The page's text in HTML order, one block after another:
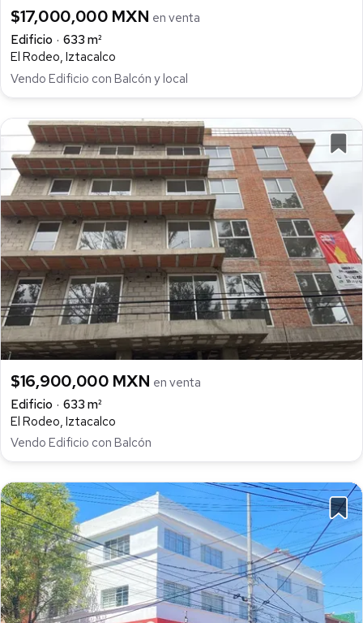
$17,000,000 MXN en venta
Edificio
633 m²
El Rodeo, Iztacalco
Vendo Edificio con Balcón y local
$16,900,000 MXN en venta
Edificio
633 m²
El Rodeo, Iztacalco
Vendo Edificio con Balcón